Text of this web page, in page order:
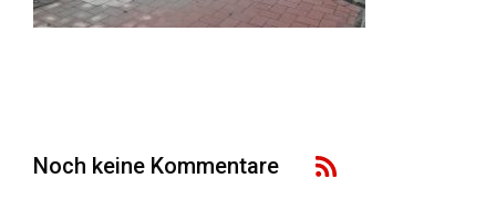
Noch keine Kommentare